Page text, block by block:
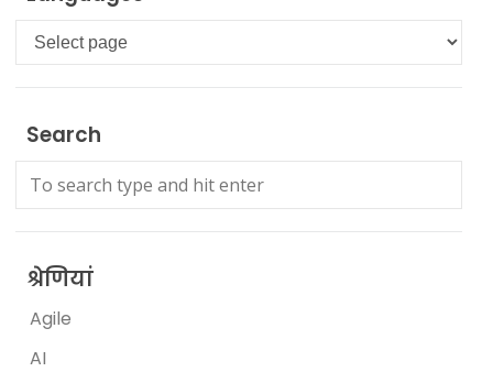
Languages
Search
श्रेणियां
Agile
AI